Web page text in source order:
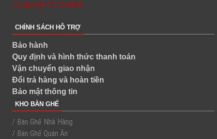
./ Liên Hệ TT. CSKH
CHÍNH SÁCH HỖ TRỢ
Bảo hành
Quy định và hình thức thanh toán
Vận chuyển giao nhận
Đổi trả hàng và hoàn tiền
Bảo mật thông tin
KHO BÀN GHẾ
/ Bàn Ghế Nhà Hàng
/ Bàn Ghế Quán Ăn